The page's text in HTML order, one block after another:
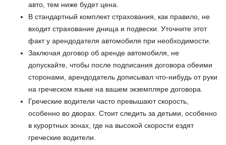
авто, тем ниже будет цена.
В стандартный комплект страхования, как правило, не
входит страхование днища и подвески. Уточните этот
факт у арендодателя автомобиля при необходимости.
Заключая договор об аренде автомобиля, не
допускайте, чтобы после подписания договора обеими
сторонами, арендодатель дописывал что-нибудь от руки
на греческом языке на вашем экземпляре договора.
Греческие водители часто превышают скорость,
особенно во дворах. Стоит следить за детьми, особенно
в курортных зонах, где на высокой скорости ездят
греческие водители.